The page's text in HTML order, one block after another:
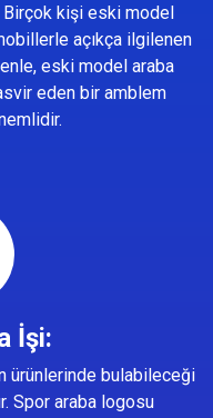
Birçok kişi eski model
açıkça ilgilenen
eski model araba
eden bir amblem
İşi:
ürünlerinde bulabileceği
Spor araba logosu